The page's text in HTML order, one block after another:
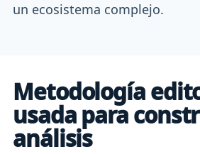
un ecosistema complejo.
Metodología
usada para
análisis